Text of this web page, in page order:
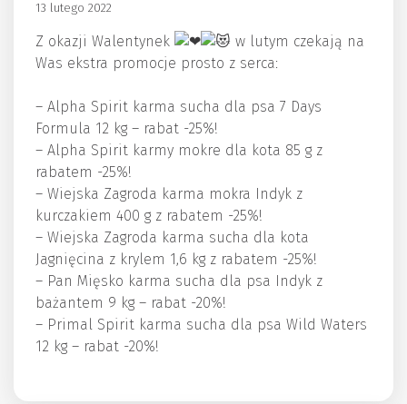
13 lutego 2022
Z okazji Walentynek
w lutym czekają na
Was ekstra promocje prosto z serca:
– Alpha Spirit karma sucha dla psa 7 Days
Formula 12 kg – rabat -25%!
– Alpha Spirit karmy mokre dla kota 85 g z
rabatem -25%!
– Wiejska Zagroda karma mokra Indyk z
kurczakiem 400 g z rabatem -25%!
– Wiejska Zagroda karma sucha dla kota
Jagnięcina z krylem 1,6 kg z rabatem -25%!
– Pan Mięsko karma sucha dla psa Indyk z
bażantem 9 kg – rabat -20%!
– Primal Spirit karma sucha dla psa Wild Waters
12 kg – rabat -20%!